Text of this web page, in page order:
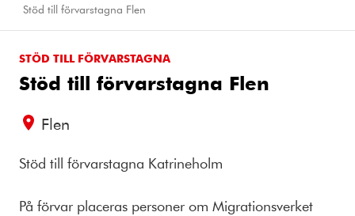
Stöd till förvarstagna Flen
STÖD TILL FÖRVARSTAGNA
Stöd till förvarstagna Flen
Flen
Stöd till förvarstagna Katrineholm
På förvar placeras personer om Migrationsverket